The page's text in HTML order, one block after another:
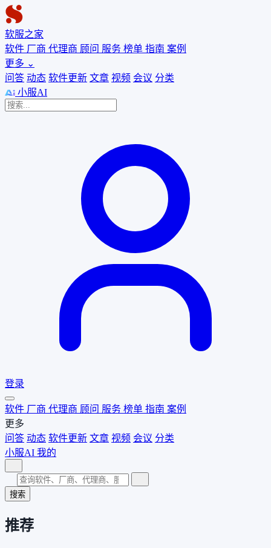
软服之家
软件 厂商 代理商 顾问 服务 榜单 指南 案例
更多 ⌄
问答 动态 软件更新 文章 视频 会议 分类
小服AI
登录
软件 厂商 代理商 顾问 服务 榜单 指南 案例
更多
问答 动态 软件更新 文章 视频 会议 分类
小服AI 我的
搜索
推荐